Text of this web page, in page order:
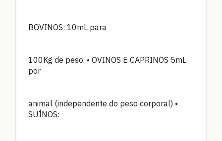
BOVINOS: 10mL para
100Kg de peso. • OVINOS E CAPRINOS 5mL
por
animal (independente do peso corporal) •
SUÍNOS: